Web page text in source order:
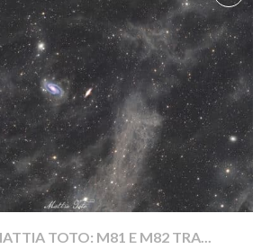
TOTO: M81 E M82 TRA...